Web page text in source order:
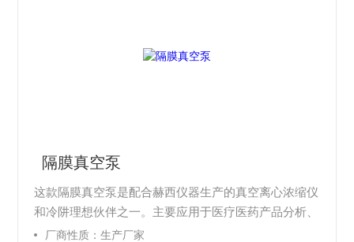
隔膜真空泵
这款隔膜真空泵是配合赫西仪器生产的真空离心浓缩仪
和冷阱理想伙伴之一。主要应用于医疗医药产品分析、
精细化工、生化制药、食品检验、公安刑侦技术等领
厂商性质：生产厂家